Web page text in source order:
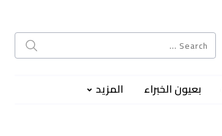
بعيون الخبراء المزيد